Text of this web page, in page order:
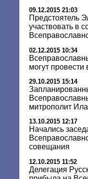
09.12.2015 21:03
Предстоятель
участвовать в
02.12.2015 10:34
могут провести
29.10.2015 15:14
митрополит
13.10.2015 12:17
Начались
совещания
12.10.2015 11:52
Делегация